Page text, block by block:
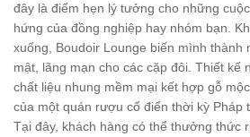
đây là điểm hẹn lý tưởng cho những
hứng của đồng nghiệp hay nhóm bạn.
xuống, Boudoir Lounge biến mình thành
mật, lãng mạn cho các cặp đôi. Thiết kế
chất liệu nhung mềm mại kết hợp gỗ
của một quán rượu cổ điển thời kỳ Pháp
Tại đây, khách hàng có thể thưởng thức